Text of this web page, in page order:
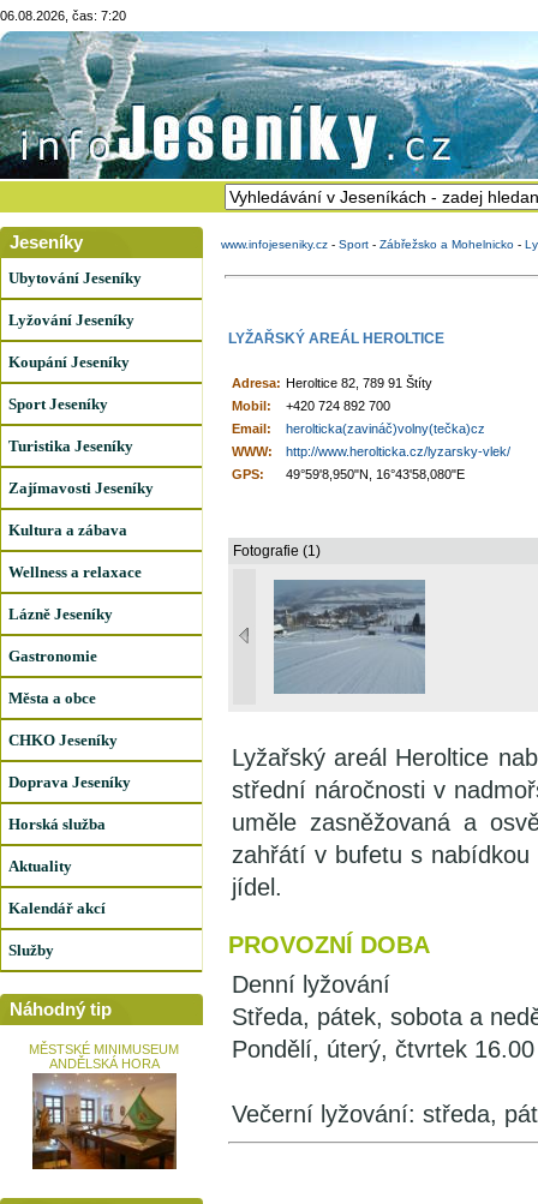
06.08.2026, čas: 7:20
Jeseníky
Ubytování Jeseníky
Lyžování Jeseníky
Koupání Jeseníky
Sport Jeseníky
Turistika Jeseníky
Zajímavosti Jeseníky
Kultura a zábava
Wellness a relaxace
Lázně Jeseníky
Gastronomie
Města a obce
CHKO Jeseníky
Doprava Jeseníky
Horská služba
Aktuality
Kalendář akcí
Služby
Náhodný tip
MĚSTSKÉ MINIMUSEUM
ANDĚLSKÁ HORA
www.infojeseniky.cz - Sport - Zábřežsko a Mohelnicko -
LYŽAŘSKÝ AREÁL HEROLTICE
Adresa: Heroltice 82, 789 91 Štíty
Mobil:
+420 724 892 700
Email:
herolticka(zavináč)volny(tečka)cz
WWW:
http://www.herolticka.cz/lyzarsky-vlek/
GPS:
49°59'8,950"N, 16°43'58,080"E
Fotografie (1)
Lyžařský areál Heroltice
střední náročnosti v
uměle zasněžovaná a
zahřátí v bufetu s nabídkou
jídel.
PROVOZNÍ DOBA
Denní lyžování
Středa, pátek, sobota a
Pondělí, úterý, čtvrtek
Večerní lyžování: středa,